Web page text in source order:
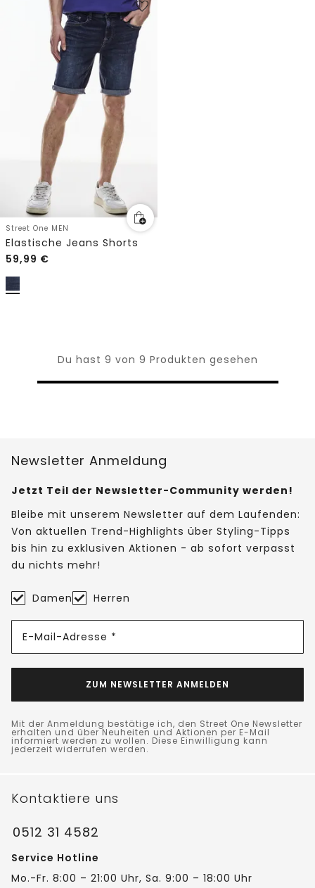
Street One MEN
Elastische Jeans Shorts
59,99 €
Du hast 9 von 9 Produkten gesehen
Newsletter Anmeldung
Jetzt Teil der Newsletter-Community werden!
Bleibe mit unserem Newsletter auf dem Laufenden:
Von aktuellen Trend-Highlights über Styling-Tipps
bis hin zu exklusiven Aktionen - ab sofort verpasst
du nichts mehr!
Damen Herren
E-Mail-Adresse *
ZUM NEWSLETTER ANMELDEN
Mit der Anmeldung bestätige ich, den Street One Newsletter
erhalten und über Neuheiten und Aktionen per E-Mail
informiert werden zu wollen. Diese Einwilligung kann
jederzeit widerrufen werden.
Kontaktiere uns
0512 31 4582
Service Hotline
Mo.-Fr. 8:00 – 21:00 Uhr, Sa. 9:00 – 18:00 Uhr